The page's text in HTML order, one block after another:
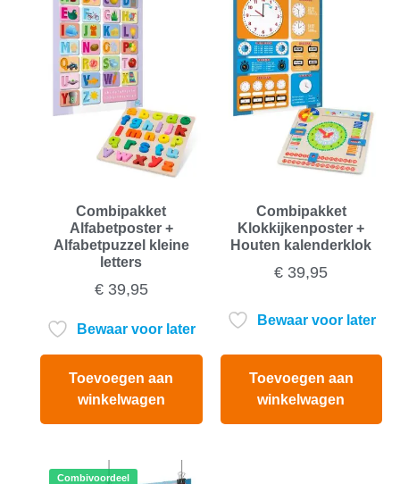
Combipakket
Alfabetposter +
Alfabetpuzzel kleine
letters
€39,95
Bewaar voor later
Toevoegen aan
winkelwagen
Combipakket
Klokkijkenposter +
Houten kalenderklok
€ 39,95
Bewaar voor later
Toevoegen aan
winkelwagen
Combivoordeel